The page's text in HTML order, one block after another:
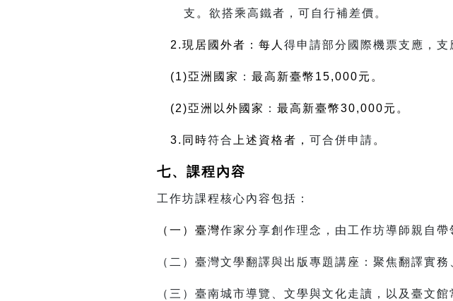
支 。 欲搭乘高鐵者，可自行補差價。
2.現居國外者：每人得申請部分國際機票支應，
(1)亞洲國家 ：最高新臺幣 15,000元。
(2)亞洲以外國家 ：最高新臺幣30,000元。
3. 同時符合 上述資格者，可合併申請 。
七、課程內容
工作坊課程核心內容包括：
（一）臺灣作家分享創作理念，由工作坊導師親自帶
（二）臺灣文學翻譯與出版專題講座：聚焦翻譯實
（三）臺南城市導覽、文學與文化走讀，以及臺文館